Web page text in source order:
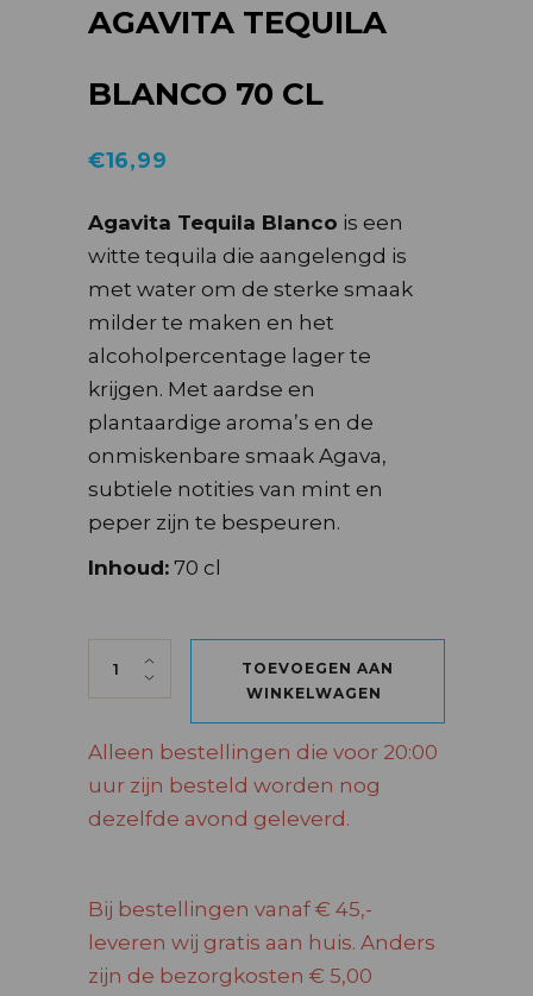
AGAVITA TEQUILA
BLANCO 70 CL
€16,99
Agavita Tequila Blanco is een
witte tequila die aangelengd is
met water om de sterke smaak
milder te maken en het
alcoholpercentage lager te
krijgen. Met aardse en
plantaardige aroma’s en de
onmiskenbare smaak Agava,
subtiele notities van mint en
peper zijn te bespeuren.
Inhoud: 70 cl
AGAVITA TEQUILA BLANCO 70 CL quantity
TOEVOEGEN AAN
WINKELWAGEN
Alleen bestellingen die voor 20:00
uur zijn besteld worden nog
dezelfde avond geleverd.
Bij bestellingen vanaf € 45,-
leveren wij gratis aan huis. Anders
zijn de bezorgkosten € 5,00